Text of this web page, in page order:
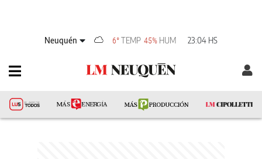
Neuquén 6°TEMP 45% HUM 23:04 HS